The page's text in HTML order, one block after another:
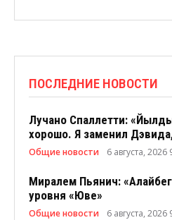
ПОСЛЕДНИЕ НОВОСТИ
Лучано Спаллетти:
хорошо. Я заменил
Общие новости 6 августа, 2026
Миралем Пьянич:
уровня «Юве»
Общие новости 6 августа, 2026